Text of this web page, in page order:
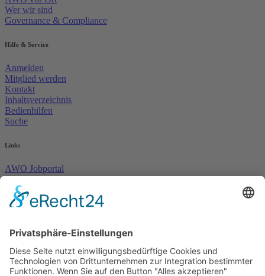
Wer wir sind
Governance & Compliance
Hilfe & Service
Anmelden
Mitglied werden
Kontakt
Inhaltsverzeichnis
Bedienhilfen
Suche
Links
AWO Jobportal
AWO Ehrenamt Portal
AWO Schulgesundheitsfachkräfte
AWO Bundesverband
AWO Junge Plattform
Arbeit mit Behinderung
AWO Büro Kindermut